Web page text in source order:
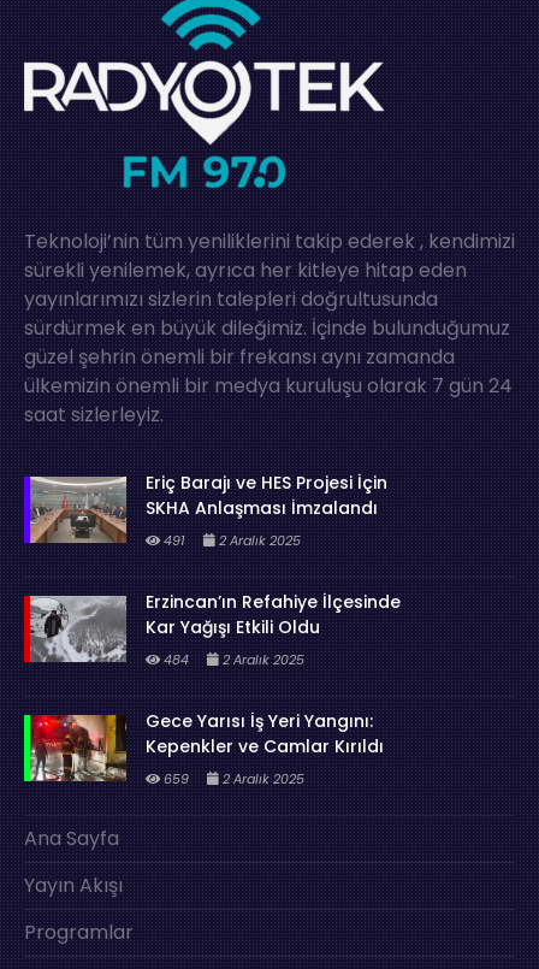
Teknoloji’nin tüm yeniliklerini takip ederek , kendimizi
sürekli yenilemek, ayrıca her kitleye hitap eden
yayınlarımızı sizlerin talepleri doğrultusunda
sürdürmek en büyük dileğimiz. İçinde bulunduğumuz
güzel şehrin önemli bir frekansı aynı zamanda
ülkemizin önemli bir medya kuruluşu olarak 7 gün 24
saat sizlerleyiz.
Eriç Barajı ve HES Projesi İçin
SKHA Anlaşması İmzalandı
491 2 Aralık 2025
Erzincan’ın Refahiye İlçesinde
Kar Yağışı Etkili Oldu
484 2 Aralık 2025
Gece Yarısı İş Yeri Yangını:
Kepenkler ve Camlar Kırıldı
659 2 Aralık 2025
Ana Sayfa
Yayın Akışı
Programlar